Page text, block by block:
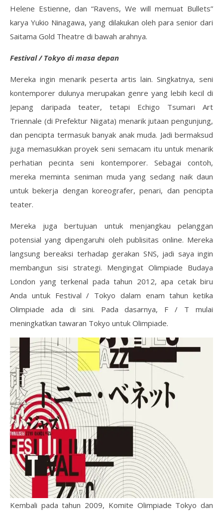
Helene Estienne, dan “Ravens, We will memuat Bullets”
karya Yukio Ninagawa, yang dilakukan oleh para senior dari
Saitama Gold Theatre di bawah arahnya.
Festival / Tokyo di masa depan
Mereka ingin menarik peserta artis lain. Singkatnya, seni
kontemporer dulunya merupakan genre yang lebih kecil di
Jepang daripada teater, tetapi Echigo Tsumari Art
Triennale (di Prefektur Niigata) menarik jutaan pengunjung,
dan pencipta termasuk banyak anak muda. Jadi bermaksud
juga memasukkan proyek seni semacam itu untuk menarik
perhatian pecinta seni kontemporer. Sebagai contoh,
mereka meminta seniman muda yang sedang naik daun
untuk bekerja dengan koreografer, penari, dan pencipta
teater.
Mereka juga bertujuan untuk menjangkau pelanggan
potensial yang dipengaruhi oleh publisitas online. Mereka
langsung bereaksi terhadap gerakan SNS, jadi saya ingin
membangun sisi strategi. Mengingat Olimpiade Budaya
London yang terkenal pada tahun 2012, apa cetak biru
Anda untuk Festival / Tokyo dalam enam tahun ketika
Olimpiade ada di sini. Pada dasarnya, F / T mulai
meningkatkan tawaran Tokyo untuk Olimpiade.
Kembali pada tahun 2009, Komite Olimpiade Tokyo dan